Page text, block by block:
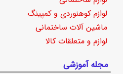
لوازم کوهنوردی و کمپینگ
ماشین آلات ساختمانی
لوازم و متعلقات کالا
مجله آموزشی